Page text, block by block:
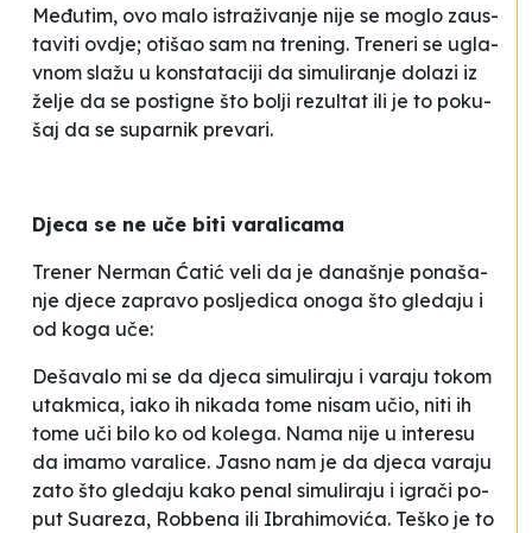
Me­đu­tim, ovo ma­lo is­tra­ži­va­nje ni­je se mo­glo za­us­
ta­vi­ti ov­dje; oti­šao sam na tre­ning. Tre­ne­ri se ugla­
vnom sla­žu u kon­sta­ta­ci­ji da si­mu­li­ra­nje do­la­zi iz
že­lje da se pos­ti­gne što bo­lji re­zul­tat ili je to po­ku­
šaj da se su­par­nik pre­va­ri.
Dje­ca se ne uče bi­ti va­ra­li­ca­ma
Tre­ner Ner­man Ća­tić ve­li da je da­naš­nje po­na­ša­
nje dje­ce za­pra­vo po­slje­di­ca ono­ga što gle­da­ju i
od ko­ga uče:
De­ša­va­lo mi se da dje­ca si­mu­li­ra­ju i va­ra­ju to­kom
uta­kmi­ca, iako ih ni­ka­da to­me ni­sam učio, ni­ti ih
to­me uči bi­lo ko od ko­le­ga. Na­ma ni­je u in­te­re­su
da ima­mo va­ra­li­ce. Ja­sno nam je da dje­ca va­ra­ju
za­to što gle­da­ju ka­ko pe­nal si­mu­li­ra­ju i igra­či po­
put Su­are­za, Rob­be­na ili Ibra­hi­mo­vi­ća. Te­ško je to